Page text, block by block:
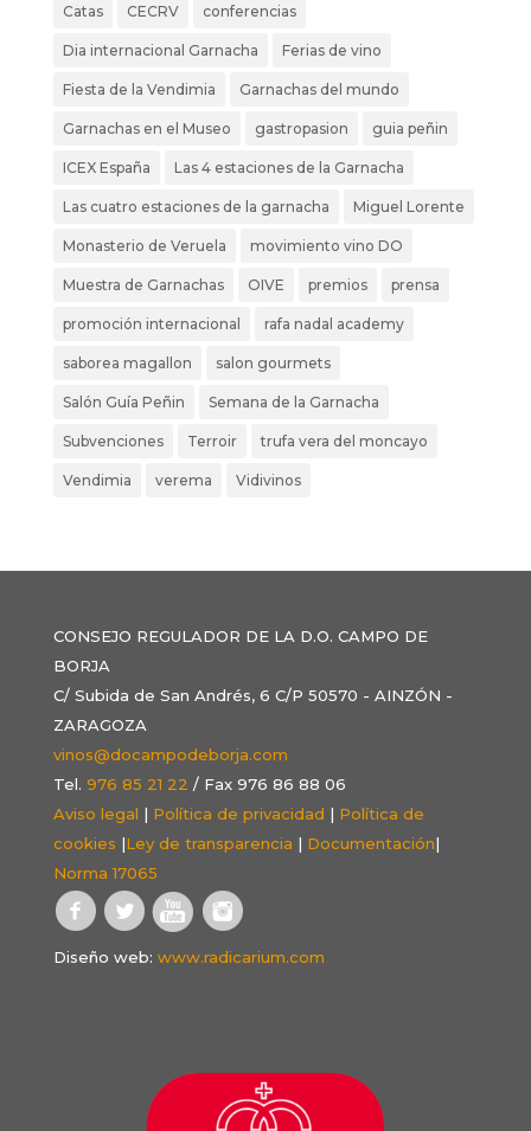
Catas CECRV conferencias
Dia internacional Garnacha Ferias de vino
Fiesta de la Vendimia Garnachas del mundo
Garnachas en el Museo gastropasion guia peñin
ICEX España Las 4 estaciones de la Garnacha
Las cuatro estaciones de la garnacha Miguel Lorente
Monasterio de Veruela movimiento vino DO
Muestra de Garnachas OIVE premios prensa
promoción internacional rafa nadal academy
saborea magallon salon gourmets
Salón Guía Peñin Semana de la Garnacha
Subvenciones Terroir trufa vera del moncayo
Vendimia verema Vidivinos
CONSEJO REGULADOR DE LA D.O. CAMPO DE
BORJA
C/ Subida de San Andrés, 6 C/P 50570 - AINZÓN -
ZARAGOZA
vinos@docampodeborja.com
Tel. 976 85 21 22 / Fax 976 86 88 06
Aviso legal | Política de privacidad | Política de
cookies |Ley de transparencia | Documentación|
Norma 17065
Diseño web: www.radicarium.com